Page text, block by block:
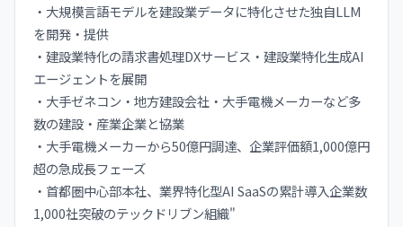
・大規模言語モデルを建設業データに特化させた独自LLM
を開発・提供
・建設業特化の請求書処理DXサービス・建設業特化生成AI
エージェントを展開
・大手ゼネコン・地方建設会社・大手電機メーカーなど多
数の建設・産業企業と協業
・大手電機メーカーから50億円調達、企業評価額1,000億円
超の急成長フェーズ
・首都圏中心部本社、業界特化型AI SaaSの累計導入企業数
1,000社突破のテックドリブン組織"